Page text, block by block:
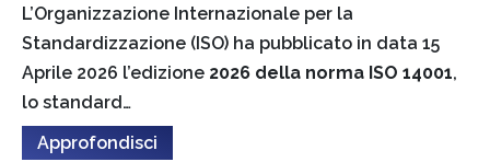
L’Organizzazione Internazionale per la
Standardizzazione (ISO) ha pubblicato in data 15
Aprile 2026 l’edizione 2026 della norma ISO 14001,
lo standard…
Approfondisci